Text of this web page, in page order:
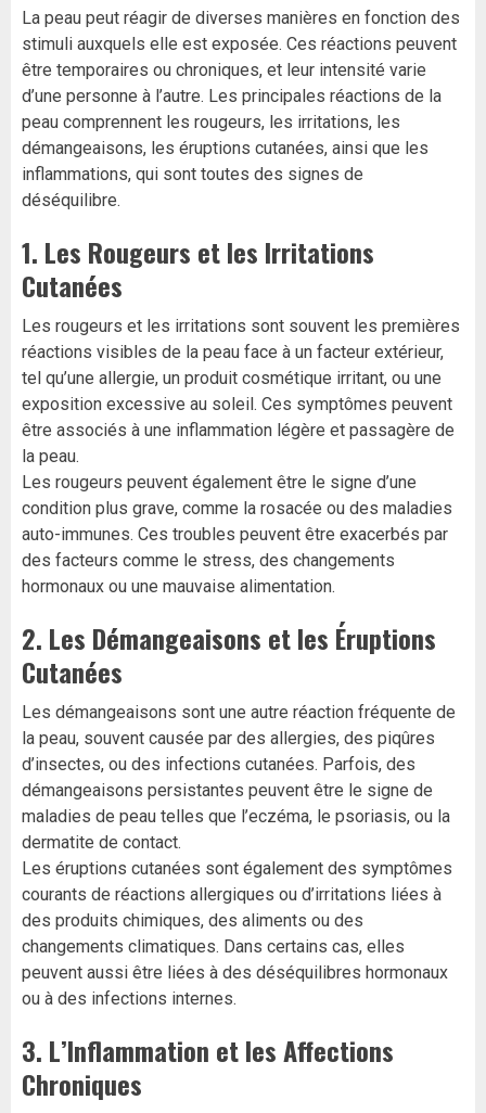
La peau peut réagir de diverses manières en fonction des
stimuli auxquels elle est exposée. Ces réactions peuvent
être temporaires ou chroniques, et leur intensité varie
d’une personne à l’autre. Les principales réactions de la
peau comprennent les rougeurs, les irritations, les
démangeaisons, les éruptions cutanées, ainsi que les
inflammations, qui sont toutes des signes de
déséquilibre.
1. Les Rougeurs et les Irritations
Cutanées
Les rougeurs et les irritations sont souvent les premières
réactions visibles de la peau face à un facteur extérieur,
tel qu’une allergie, un produit cosmétique irritant, ou une
exposition excessive au soleil. Ces symptômes peuvent
être associés à une inflammation légère et passagère de
la peau.
Les rougeurs peuvent également être le signe d’une
condition plus grave, comme la rosacée ou des maladies
auto-immunes. Ces troubles peuvent être exacerbés par
des facteurs comme le stress, des changements
hormonaux ou une mauvaise alimentation.
2. Les Démangeaisons et les Éruptions
Cutanées
Les démangeaisons sont une autre réaction fréquente de
la peau, souvent causée par des allergies, des piqûres
d’insectes, ou des infections cutanées. Parfois, des
démangeaisons persistantes peuvent être le signe de
maladies de peau telles que l’eczéma, le psoriasis, ou la
dermatite de contact.
Les éruptions cutanées sont également des symptômes
courants de réactions allergiques ou d’irritations liées à
des produits chimiques, des aliments ou des
changements climatiques. Dans certains cas, elles
peuvent aussi être liées à des déséquilibres hormonaux
ou à des infections internes.
3. L’Inflammation et les Affections
Chroniques